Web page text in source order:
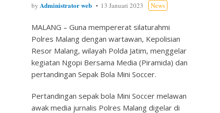
by Administrator web 13 Januari 2023 News
MALANG – Guna mempererat silaturahmi
Polres Malang dengan wartawan, Kepolisian
Resor Malang, wilayah Polda Jatim, menggelar
kegiatan Ngopi Bersama Media (Piramida) dan
pertandingan Sepak Bola Mini Soccer.
Pertandingan sepak bola Mini Soccer melawan
awak media jurnalis Polres Malang digelar di